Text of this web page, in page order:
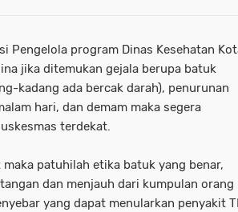
Pengelola program Dinas Kesehatan
jika ditemukan gejala berupa batuk
kadang ada bercak darah), penurunan
hari, dan demam maka segera
terdekat.
patuhilah etika batuk yang benar,
dan menjauh dari kumpulan orang
yang dapat menularkan penyakit